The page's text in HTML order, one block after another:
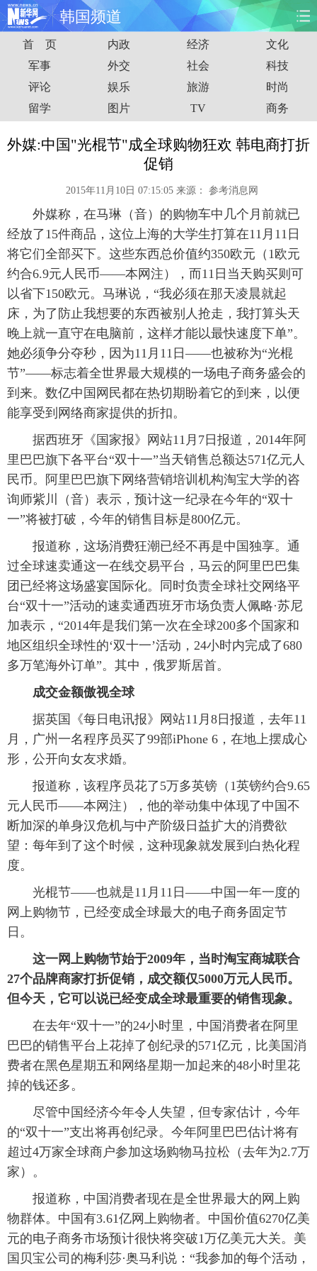
韩国频道
首页 时政 国际 财经
娱乐 体育 人事 教育
时尚 思客 地方 法治
能源 房产
图片 视频 彩票 食品
旅游 健康 信息化 数据
金融 公益 军事 无人机
富媒体 摄影 新华广播
新华电视中文 新华电视英文 返回PC
首 页 内政 经济
文化
军事
外交 社会
科技
评论
娱乐 旅游
时尚
留学
图片 TV 商务
外媒:中国"光棍节"成全球购物狂欢 韩电商打折
促销
2015年11月10日 07:15:05 来源： 参考消息网
外媒称，在马琳（音）的购物车中几个月前就已
经放了15件商品，这位上海的大学生打算在11月11日
将它们全部买下。这些东西总价值约350欧元（1欧元
约合6.9元人民币——本网注），而11日当天购买则可
以省下150欧元。马琳说，“我必须在那天凌晨就起
床，为了防止我想要的东西被别人抢走，我打算头天
晚上就一直守在电脑前，这样才能以最快速度下单”。
她必须争分夺秒，因为11月11日——也被称为“光棍
节”——标志着全世界最大规模的一场电子商务盛会的
到来。数亿中国网民都在热切期盼着它的到来，以便
能享受到网络商家提供的折扣。
据西班牙《国家报》网站11月7日报道，2014年阿
里巴巴旗下各平台“双十一”当天销售总额达571亿元人
民币。阿里巴巴旗下网络营销培训机构淘宝大学的咨
询师紫川（音）表示，预计这一纪录在今年的“双十
一”将被打破，今年的销售目标是800亿元。
报道称，这场消费狂潮已经不再是中国独享。通
过全球速卖通这一在线交易平台，马云的阿里巴巴集
团已经将这场盛宴国际化。同时负责全球社交网络平
台“双十一”活动的速卖通西班牙市场负责人佩略·苏尼
加表示，“2014年是我们第一次在全球200多个国家和
地区组织全球性的‘双十一’活动，24小时内完成了680
多万笔海外订单”。其中，俄罗斯居首。
成交金额傲视全球
据英国《每日电讯报》网站11月8日报道，去年11
月，广州一名程序员买了99部iPhone 6，在地上摆成心
形，公开向女友求婚。
报道称，该程序员花了5万多英镑（1英镑约合9.65
元人民币——本网注），他的举动集中体现了中国不
断加深的单身汉危机与中产阶级日益扩大的消费欲
望：每年到了这个时候，这种现象就发展到白热化程
度。
光棍节——也就是11月11日——中国一年一度的
网上购物节，已经变成全球最大的电子商务固定节
日。
这一网上购物节始于2009年，当时淘宝商城联合
27个品牌商家打折促销，成交额仅5000万元人民币。
但今天，它可以说已经变成全球最重要的销售现象。
在去年“双十一”的24小时里，中国消费者在阿里
巴巴的销售平台上花掉了创纪录的571亿元，比美国消
费者在黑色星期五和网络星期一加起来的48小时里花
掉的钱还多。
尽管中国经济今年令人失望，但专家估计，今年
的“双十一”支出将再创纪录。今年阿里巴巴估计将有
超过4万家全球商户参加这场购物马拉松（去年为2.7万
家）。
报道称，中国消费者现在是全世界最大的网上购
物群体。中国有3.61亿网上购物者。中国价值6270亿美
元的电子商务市场预计很快将突破1万亿美元大关。美
国贝宝公司的梅利莎·奥马利说：“我参加的每个活动，